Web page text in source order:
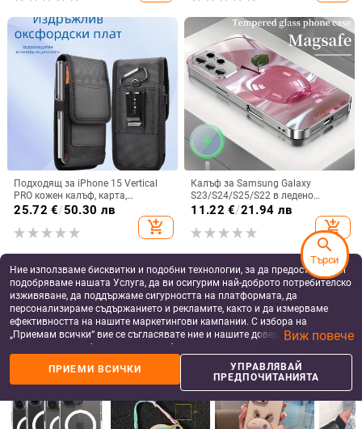
Подходящ за iPhone 15 Vertical
PRO кожен калъф, карта,
оксфордски плат, найлонов плат,
мобилен телефон
25.72 €/50.30 лв
add_shopping_cart
Калъф за Samsung Galaxy
S23/S24/S25/S22 в ледено
кристално розово със стъклена
повърхност и метално боядисано
покритие
11.22 €/21.94 лв
add_shopping_cart
Калъф за телефон – Oxford плат,
Сладък дизайн с панделка,
Ние използваме бисквитки и подобни технологии, за да предоставяме и
подобряваме нашата Услуга, да ви осигурим най-доброто потребителско
изживяване, да поддържаме сигурността на платформата, да
персонализираме съдържанието и рекламите, както и да измерваме
ефективността на нашите маркетингови кампании. С избора на
„Приемам всички“ вие се съгласявате ние и нашите доверени партньори
да съхраняваме бисквитки и подобни технологии на вашето устройство
за рекламни и аналитични цели. Можете по всяко време да управлявате
своите предпочитания, като натиснете „Управлявай предпочитанията“.
За повече информация, моля, вижте нашата
данните.
Виж повече
ПРИЕМИ ВСИЧКИ
УПРАВЛЯВАЙ
ПРЕДПОЧИТАНИЯТА
search
Търси